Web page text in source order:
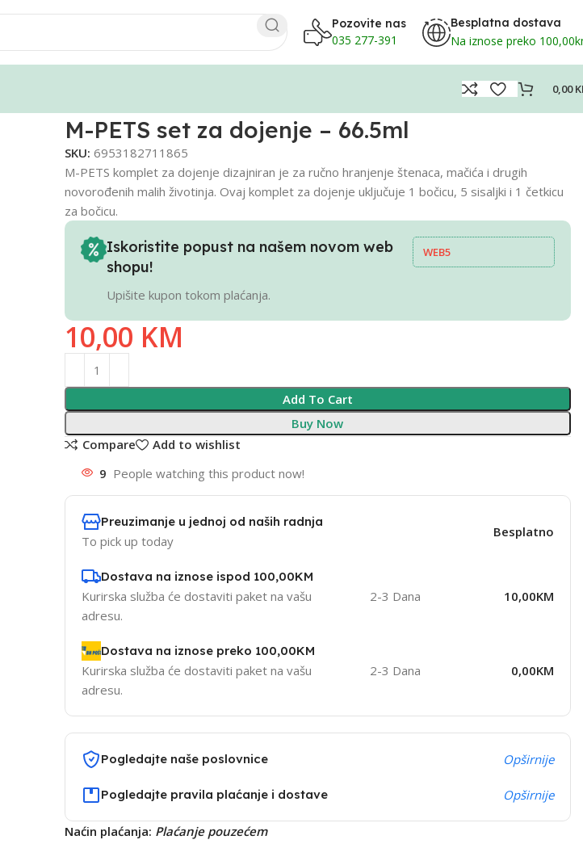
Pozovite nas
035 277-391
Besplatna dostava
Na iznose preko
0,00
M-PETS set za dojenje – 66.5ml
SKU: 6953182711865
M-PETS komplet za dojenje dizajniran je za ručno hranjenje štenaca, mačića i drugih
novorođenih malih životinja. Ovaj komplet za dojenje uključuje 1 bočicu, 5 sisaljki i 1 četkicu
za bočicu.
Iskoristite popust na našem novom web
shopu!
Upišite kupon tokom plaćanja.
WEB5
10,00 KM
Add To Cart
Buy Now
Compare
Add to wishlist
9 People watching this product now!
Preuzimanje u jednoj od naših radnja
To pick up today
Besplatno
Dostava na iznose ispod 100,00KM
Kurirska služba će dostaviti paket na vašu
adresu.
2-3 Dana 10,00KM
Dostava na iznose preko 100,00KM
Kurirska služba će dostaviti paket na vašu
adresu.
2-3 Dana 0,00KM
Pogledajte naše poslovnice Opširnije
Pogledajte pravila plaćanje i dostave Opširnije
Naćin plaćanja: Plaćanje pouzećem